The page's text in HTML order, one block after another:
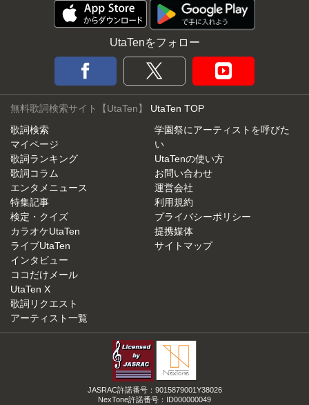
UtaTenをフォロー
無料歌詞検索サイト【UtaTen】 UtaTen TOP
歌詞検索
マイページ
歌詞ランキング
歌詞コラム
エンタメニュース
特集記事
検定・クイズ
カラオケUtaTen
ライブUtaTen
インタビュー
ココだけメール
UtaTen X
歌詞リクエスト
アーティスト一覧
学園祭にアーティストを呼びた
い
UtaTenの使い方
お問い合わせ
運営会社
利用規約
プライバシーポリシー
提携媒体
サイトマップ
JASRAC許諾番号：9015879001Y38026
NexTone許諾番号：ID000000049